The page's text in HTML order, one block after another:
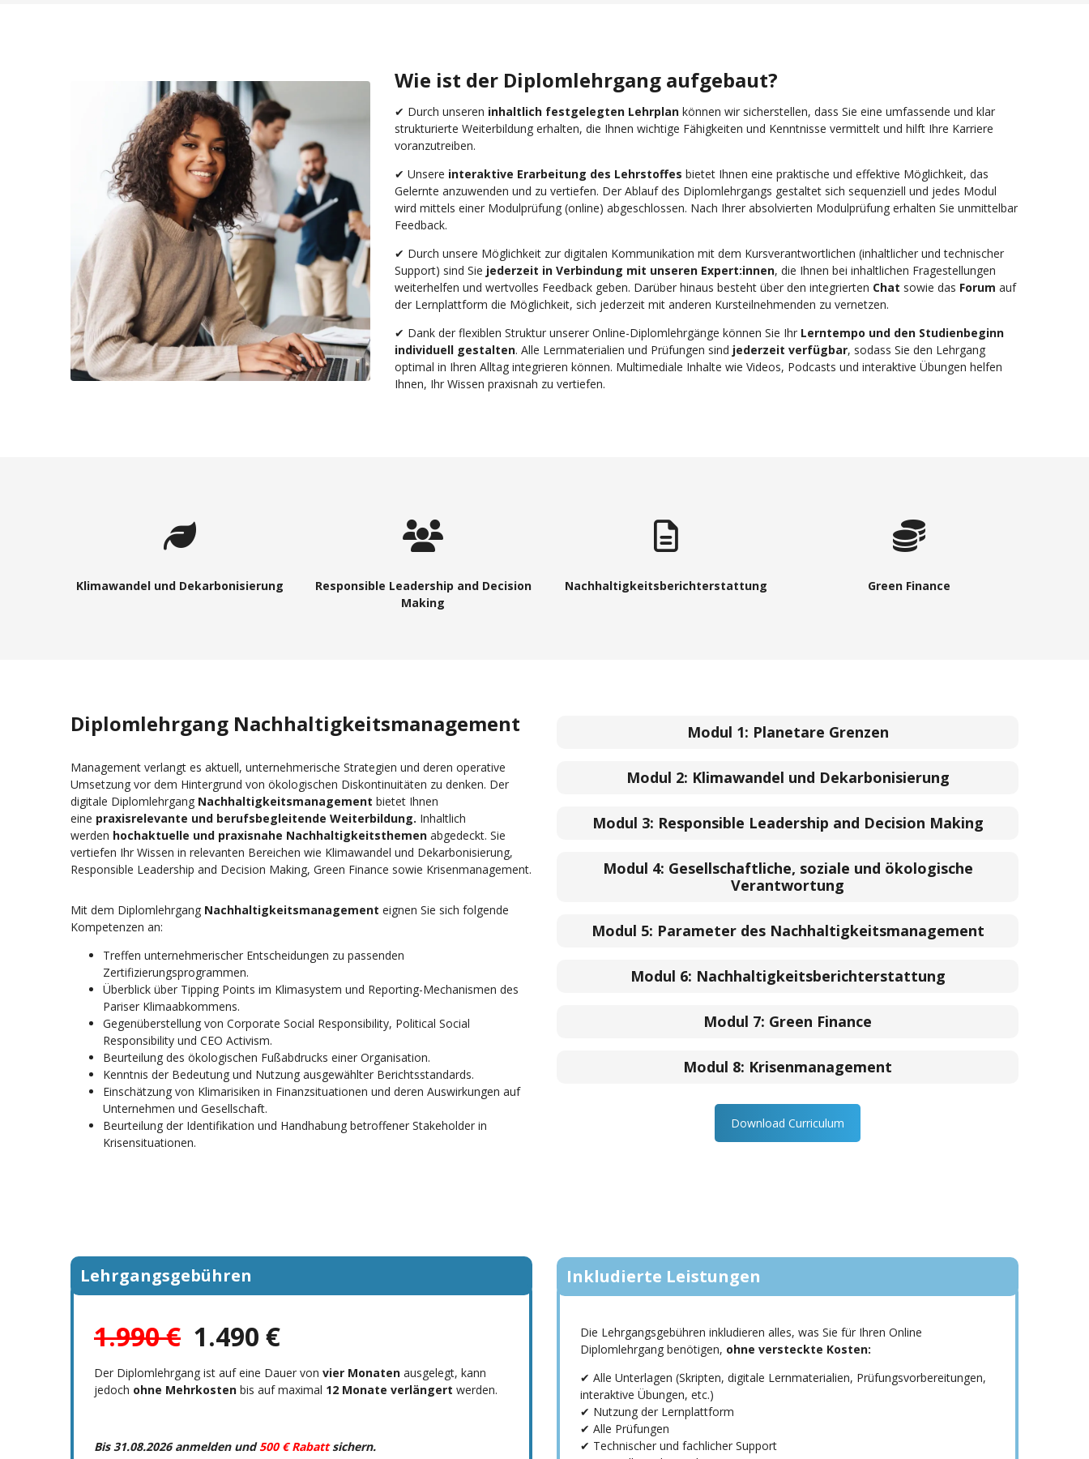
Wie ist der Diplomlehrgang aufgebaut?
✔ Durch unseren inhaltlich festgelegten Lehrplan können wir sicherstellen, dass Sie eine umfassende und klar
strukturierte Weiterbildung erhalten, die Ihnen wichtige Fähigkeiten und Kenntnisse vermittelt und hilft Ihre Karriere
voranzutreiben.
✔ Unsere interaktive Erarbeitung des Lehrstoffes bietet Ihnen eine praktische und effektive Möglichkeit, das
Gelernte anzuwenden und zu vertiefen. Der Ablauf des Diplomlehrgangs gestaltet sich sequenziell und jedes Modul
wird mittels einer Modulprüfung (online) abgeschlossen. Nach Ihrer absolvierten Modulprüfung erhalten Sie unmittelbar
Feedback.
✔ Durch unsere Möglichkeit zur digitalen Kommunikation mit dem Kursverantwortlichen (inhaltlicher und technischer
Support) sind Sie jederzeit in Verbindung mit unseren Expert:innen, die Ihnen bei inhaltlichen Fragestellungen
weiterhelfen und wertvolles Feedback geben. Darüber hinaus besteht über den integrierten Chat sowie das Forum auf
der Lernplattform die Möglichkeit, sich jederzeit mit anderen Kursteilnehmenden zu vernetzen.
✔ Dank der flexiblen Struktur unserer Online-Diplomlehrgänge können Sie Ihr Lerntempo und den Studienbeginn
individuell gestalten. Alle Lernmaterialien und Prüfungen sind jederzeit verfügbar, sodass Sie den Lehrgang
optimal in Ihren Alltag integrieren können. Multimediale Inhalte wie Videos, Podcasts und interaktive Übungen helfen
Ihnen, Ihr Wissen praxisnah zu vertiefen.
Klimawandel und Dekarbonisierung
Responsible Leadership and Decision
Making
Nachhaltigkeitsberichterstattung Green Finance
Diplomlehrgang Nachhaltigkeitsmanagement
Management verlangt es aktuell, unternehmerische Strategien und deren operative
Umsetzung vor dem Hintergrund von ökologischen Diskontinuitäten zu denken. Der
digitale Diplomlehrgang Nachhaltigkeitsmanagement bietet Ihnen
eine praxisrelevante und berufsbegleitende Weiterbildung. Inhaltlich
werden hochaktuelle und praxisnahe Nachhaltigkeitsthemen abgedeckt. Sie
vertiefen Ihr Wissen in relevanten Bereichen wie Klimawandel und Dekarbonisierung,
Responsible Leadership and Decision Making, Green Finance sowie Krisenmanagement.
Mit dem Diplomlehrgang Nachhaltigkeitsmanagement eignen Sie sich folgende
Kompetenzen an:
Treffen unternehmerischer Entscheidungen zu passenden
Zertifizierungsprogrammen.
Überblick über Tipping Points im Klimasystem und Reporting-Mechanismen des
Pariser Klimaabkommens.
Gegenüberstellung von Corporate Social Responsibility, Political Social
Responsibility und CEO Activism.
Beurteilung des ökologischen Fußabdrucks einer Organisation.
Kenntnis der Bedeutung und Nutzung ausgewählter Berichtsstandards.
Einschätzung von Klimarisiken in Finanzsituationen und deren Auswirkungen auf
Unternehmen und Gesellschaft.
Beurteilung der Identifikation und Handhabung betroffener Stakeholder in
Krisensituationen.
Modul 1: Planetare Grenzen
Modul 2: Klimawandel und Dekarbonisierung
Modul 3: Responsible Leadership and Decision Making
Modul 4: Gesellschaftliche, soziale und ökologische
Verantwortung
Modul 5: Parameter des Nachhaltigkeitsmanagement
Modul 6: Nachhaltigkeitsberichterstattung
Modul 7: Green Finance
Modul 8: Krisenmanagement
Download Curriculum
Lehrgangsgebühren
1.990 € 1.490 €
Der Diplomlehrgang ist auf eine Dauer von vier Monaten ausgelegt, kann
jedoch ohne Mehrkosten bis auf maximal 12 Monate verlängert werden.
Bis 31.08.2026 anmelden und500 € Rabattsichern.
Inkludierte Leistungen
Die Lehrgangsgebühren inkludieren alles, was Sie für Ihren Online
Diplomlehrgang benötigen, ohne versteckte Kosten:
✔ Alle Unterlagen (Skripten, digitale Lernmaterialien, Prüfungsvorbereitungen,
interaktive Übungen, etc.)
✔ Nutzung der Lernplattform
✔ Alle Prüfungen
✔ Technischer und fachlicher Support